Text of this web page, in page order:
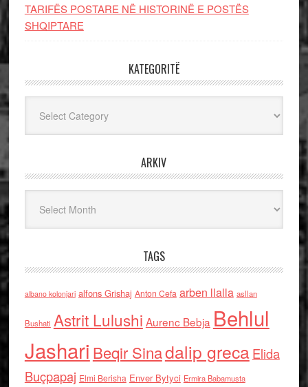
TARIFËS POSTARE NË HISTORINË E POSTËS
SHQIPTARE
KATEGORITË
ARKIV
TAGS
albano kolonjari alfons Grishaj Anton Cefa arben llalla asllan
Bushati Astrit Lulushi Aurenc Bebja Behlul
Jashari Beqir Sinadalip grecaElida
Buçpapaj Elmi Berisha Enver Bytyci Ermira Babamusta